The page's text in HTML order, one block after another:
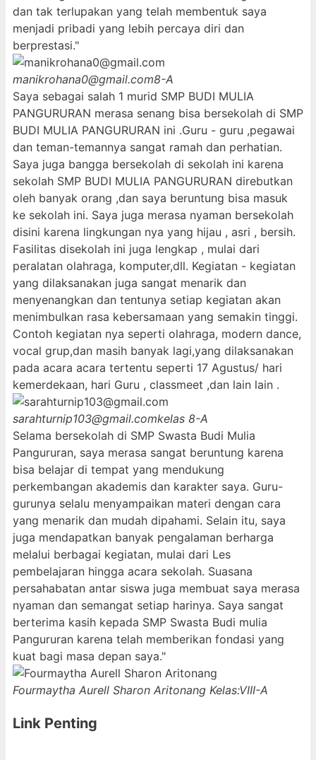
dan tak terlupakan yang telah membentuk saya
menjadi pribadi yang lebih percaya diri dan
berprestasi."
manikrohana0@gmail.com8-A
Saya sebagai salah 1 murid SMP BUDI MULIA
PANGURURAN merasa senang bisa bersekolah di SMP
BUDI MULIA PANGURURAN ini .Guru - guru ,pegawai
dan teman-temannya sangat ramah dan perhatian.
Saya juga bangga bersekolah di sekolah ini karena
sekolah SMP BUDI MULIA PANGURURAN direbutkan
oleh banyak orang ,dan saya beruntung bisa masuk
ke sekolah ini. Saya juga merasa nyaman bersekolah
disini karena lingkungan nya yang hijau , asri , bersih.
Fasilitas disekolah ini juga lengkap , mulai dari
peralatan olahraga, komputer,dll. Kegiatan - kegiatan
yang dilaksanakan juga sangat menarik dan
menyenangkan dan tentunya setiap kegiatan akan
menimbulkan rasa kebersamaan yang semakin tinggi.
Contoh kegiatan nya seperti olahraga, modern dance,
vocal grup,dan masih banyak lagi,yang dilaksanakan
pada acara acara tertentu seperti 17 Agustus/ hari
kemerdekaan, hari Guru , classmeet ,dan lain lain .
sarahturnip103@gmail.comkelas 8-A
Selama bersekolah di SMP Swasta Budi Mulia
Pangururan, saya merasa sangat beruntung karena
bisa belajar di tempat yang mendukung
perkembangan akademis dan karakter saya. Guru-
gurunya selalu menyampaikan materi dengan cara
yang menarik dan mudah dipahami. Selain itu, saya
juga mendapatkan banyak pengalaman berharga
melalui berbagai kegiatan, mulai dari Les
pembelajaran hingga acara sekolah. Suasana
persahabatan antar siswa juga membuat saya merasa
nyaman dan semangat setiap harinya. Saya sangat
berterima kasih kepada SMP Swasta Budi mulia
Pangururan karena telah memberikan fondasi yang
kuat bagi masa depan saya."
Fourmaytha Aurell Sharon Aritonang Kelas:VIII-A
Link Penting